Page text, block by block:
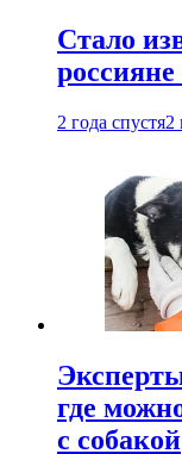
Стало
2 года спустя2
где
с собакой